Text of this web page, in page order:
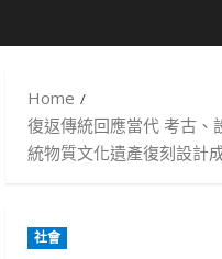
Home
復返傳統回應當代 考古、
統物質文化遺產復刻設計
社會